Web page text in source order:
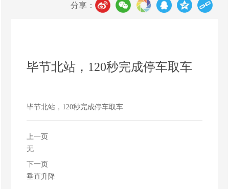
分享：
毕节北站，120秒完成停车取车
毕节北站，120秒完成停车取车
上一页
无
下一页
垂直升降